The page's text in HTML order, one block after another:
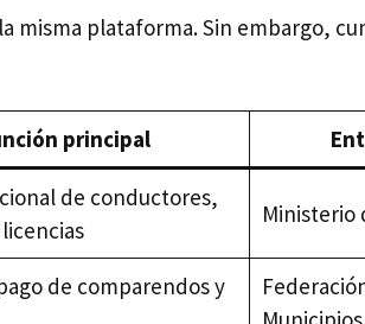
misma plataforma. Sin embargo,
principal
de conductores,
Ministerio
de comparendos y